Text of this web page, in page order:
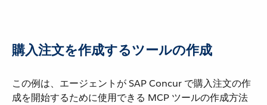
購入注文を作成するツールの作成
この例は、エージェントが SAP Concur で購入注文の作
成を開始するために使用できる MCP ツールの作成方法